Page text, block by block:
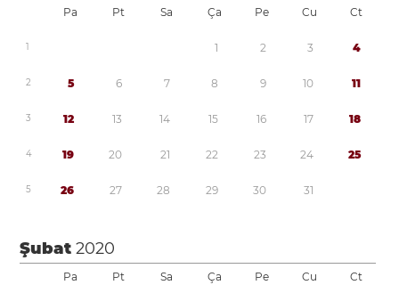
Pa Pt Sa Ça Pe Cu Ct
1 1 2 3 4
2 5 6 7 8 9 10 11
3 12 13 14 15 16 17 18
4 19 20 21 22 23 24 25
5 26 27 28 29 30 31
Şubat2020
Pa Pt Sa Ça Pe Cu Ct